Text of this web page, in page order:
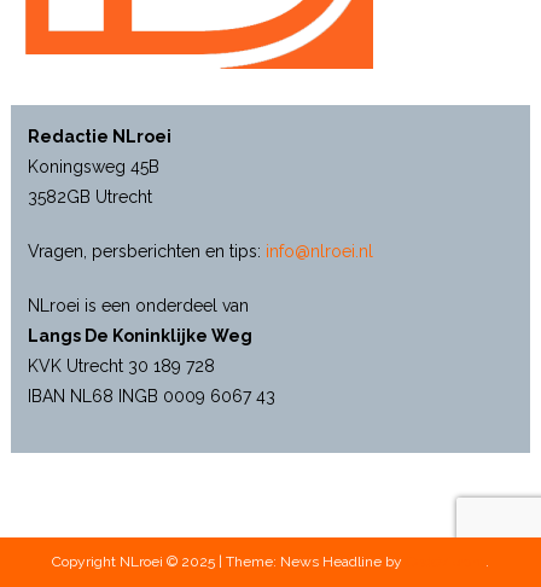
Archief Daniël Korvemaker
Redactie NLroei
Koningsweg 45B
3582GB Utrecht
Vragen, persberichten en tips: info@nlroei.nl
NLroei is een onderdeel van
Langs De Koninklijke Weg
KVK Utrecht 30 189 728
IBAN NL68 INGB 0009 6067 43
Copyright NLroei © 2025 Theme: News Headline by .